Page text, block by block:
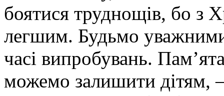
боятися труднощів, бо з
легшим. Будьмо
часі випробувань.
можемо залишити дітям,